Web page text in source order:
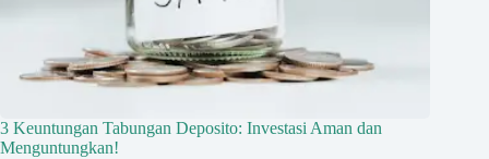
3 Keuntungan Tabungan Deposito: Investasi Aman dan
Menguntungkan!